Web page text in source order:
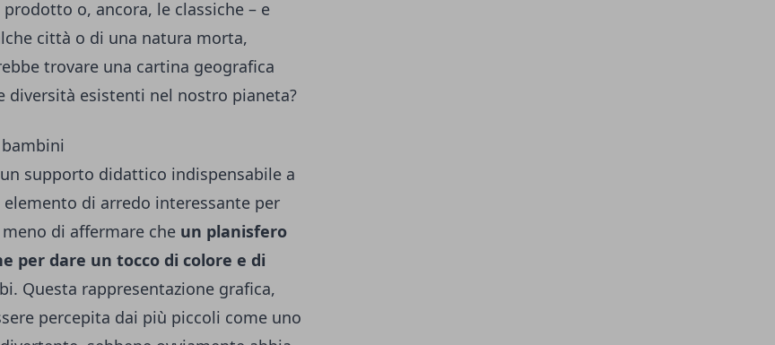
o, ancora, le classiche – e
città o di una natura morta,
trovare una cartina geografica
esistenti nel nostro pianeta?
supporto didattico indispensabile a
di arredo interessante per
di affermare che un planisfero
per dare un tocco di colore e di
Questa rappresentazione grafica,
percepita dai più piccoli come uno